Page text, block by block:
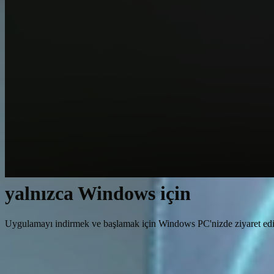
yalnızca Windows için
Uygulamayı indirmek ve başlamak için Windows PC'nizde ziyaret